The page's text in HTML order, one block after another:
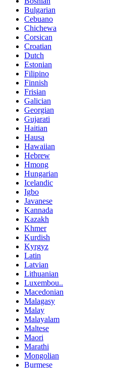
Bulgarian
Cebuano
Chichewa
Corsican
Croatian
Dutch
Estonian
Filipino
Finnish
Frisian
Galician
Georgian
Gujarati
Haitian
Hausa
Hawaiian
Hebrew
Hmong
Hungarian
Icelandic
Igbo
Javanese
Kannada
Kazakh
Khmer
Kurdish
Kyrgyz
Latin
Latvian
Lithuanian
Luxembou..
Macedonian
Malagasy
Malay
Malayalam
Maltese
Maori
Marathi
Mongolian
Burmese